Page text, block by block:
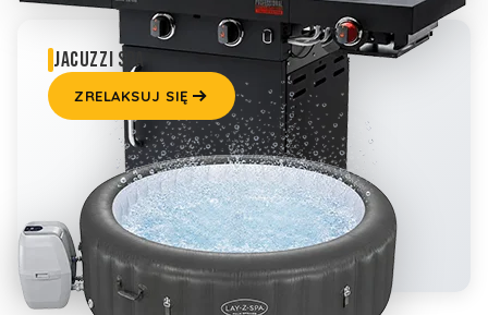
JACUZZI SPA
ZRELAKSUJ SIĘ